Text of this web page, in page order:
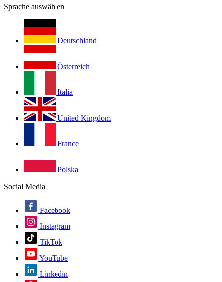
Sprache auswählen
Deutschland
Österreich
Italia
United Kingdom
France
Polska
Social Media
Facebook
Instagram
TikTok
YouTube
Linkedin